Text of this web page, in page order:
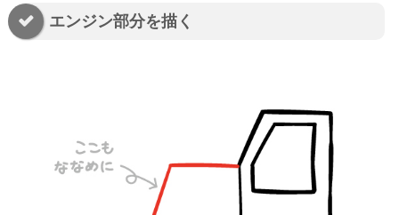
エンジン部分を描く